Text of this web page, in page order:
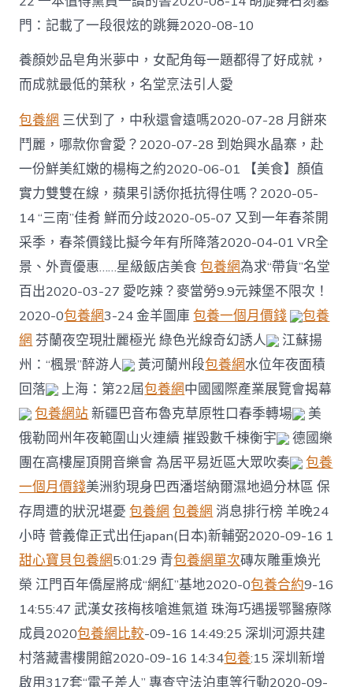
門：記載了一段很炫的跳舞2020-08-10
養顏妙品皂角米夢中，女配角每一題都得了好成就，
而成就最低的葉秋，名堂烹法引人愛
包養網 三伏到了，中秋還會遠嗎2020-07-28 月餅來
鬥麗，哪款你會愛？2020-07-28 到始興水晶寨，赴
一份鮮美紅嫩的楊梅之約2020-06-01 【美食】顏值
實力雙雙在線，蘋果引誘你抵抗得住嗎？2020-05-
14 “三南”佳肴 鮮而分歧2020-05-07 又到一年春茶開
采季，春茶價錢比擬今年有所降落2020-04-01 VR全
景、外賣優惠……星級飯店美食包養網為求“帶貨”名堂
百出2020-03-27 愛吃辣？麥當勞9.9元辣堡不限次！
2020-0包養網3-24 金羊圖庫包養一個月價錢
包養
網 芬蘭夜空現壯麗極光 綠色光線奇幻誘人
江蘇揚
州：“楓景”醉游人
黃河蘭州段包養網水位年夜面積
回落
上海：第22屆包養網中國國際產業展覽會揭幕
包養網站新疆巴音布魯克草原牲口春季轉場
美
俄勒岡州年夜範圍山火連續 摧毀數千棟衡宇
德國樂
團在高樓屋頂開音樂會 為居平易近區大眾吹奏
包養
一個月價錢美洲豹現身巴西潘塔納爾濕地過分林區 保
存周遭的狀況堪憂包養網 包養網 消息排行榜 羊晚24
小時 菅義偉正式出任japan(日本)新輔弼2020-09-16 1
甜心寶貝包養網5:01:29 青包養網單次磚灰雕重煥光
榮 江門百年僑屋將成“網紅”基地2020-0包養合約9-16
14:55:47 武漢女孩梅核嗆進氣道 珠海巧遇援鄂醫療隊
成員2020包養網比較-09-16 14:49:25 深圳河源共建
村落藏書樓開館2020-09-16 14:34包養:15 深圳新增
啟用317套“電子差人” 專查守法泊車等行動2020-09-